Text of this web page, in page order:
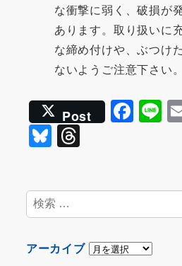
な衝撃に弱く、破損が
あります。取り扱いに
な締め付けや、ぶつけ
ないようご注意下さい。
Post F
b
o
o
Li
Bl
u
s
k
y
T
d
s
検
索
アーカイブ ア